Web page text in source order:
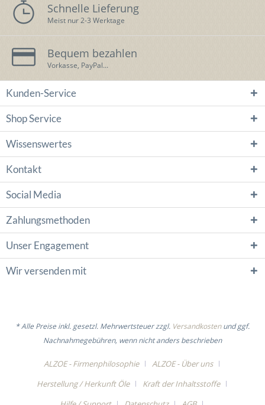
Schnelle Lieferung
Meist nur 2-3 Werktage
Bequem bezahlen
Vorkasse, PayPal...
Kunden-Service
Shop Service
Wissenswertes
Kontakt
Social Media
Zahlungsmethoden
Unser Engagement
Wir versenden mit
* Alle Preise inkl. gesetzl. Mehrwertsteuer zzgl. Versandkostenund ggf.
Nachnahmegebühren, wenn nicht anders beschrieben
ALZOE - Firmenphilosophie
ALZOE - Über uns
Herstellung / Herkunft Öle
Kraft der Inhaltsstoffe